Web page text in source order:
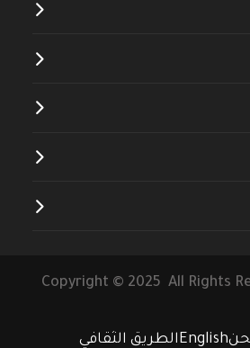
Copyright © 2025 All Rights
Englishالطريق الثقافي